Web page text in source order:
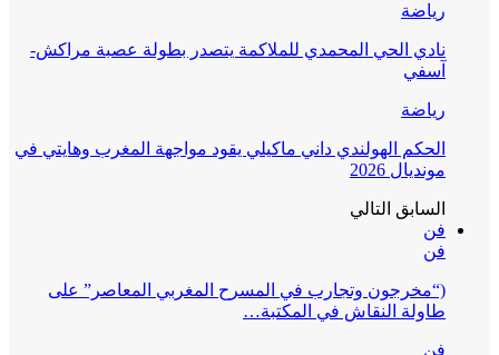
رياضة
نادي الحي المحمدي للملاكمة يتصدر بطولة عصبة مراكش-
آسفي
رياضة
الحكم الهولندي داني ماكيلي يقود مواجهة المغرب وهايتي في
مونديال 2026
السابق التالي
فن
فن
(“مخرجون وتجارب في المسرح المغربي المعاصر” على
طاولة النقاش في المكتبة…
فن